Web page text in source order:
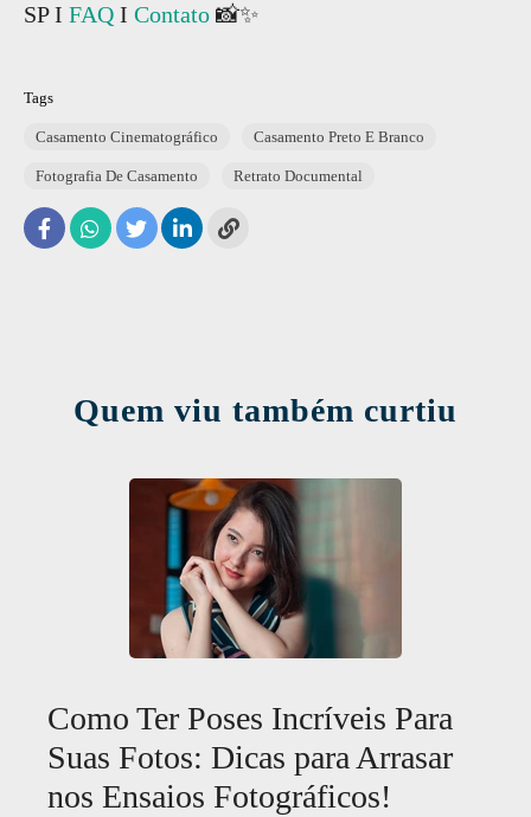
SP I FAQ I Contato 📸✨
Tags
Casamento Cinematográfico Casamento Preto E Branco
Fotografia De Casamento Retrato Documental
Quem viu também curtiu
Como Ter Poses Incríveis Para
Suas Fotos: Dicas para Arrasar
nos Ensaios Fotográficos!